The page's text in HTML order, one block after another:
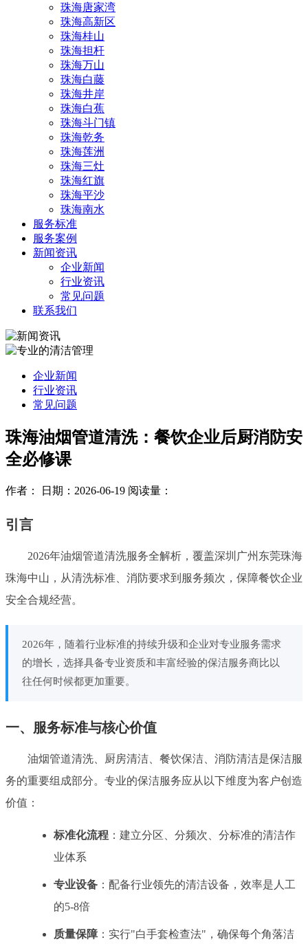
珠海唐家湾
珠海高新区
珠海桂山
珠海担杆
珠海万山
珠海白藤
珠海井岸
珠海白蕉
珠海斗门镇
珠海乾务
珠海莲洲
珠海三灶
珠海红旗
珠海平沙
珠海南水
服务标准
服务案例
新闻资讯
企业新闻
行业资讯
常见问题
联系我们
企业新闻
行业资讯
常见问题
珠海油烟管道清洗：餐饮企业后厨消防安
全必修课
作者： 日期：2026-06-19 阅读量：
引言
2026年油烟管道清洗服务全解析，覆盖深圳广州东莞珠海
珠海中山，从清洗标准、消防要求到服务频次，保障餐饮企业
安全合规经营。
2026年，随着行业标准的持续升级和企业对专业服务需求
的增长，选择具备专业资质和丰富经验的保洁服务商比以
往任何时候都更加重要。
一、服务标准与核心价值
油烟管道清洗、厨房清洁、餐饮保洁、消防清洁是保洁服
务的重要组成部分。专业的保洁服务应从以下维度为客户创造
价值：
标准化流程 ：建立分区、分频次、分标准的清洁作
业体系
专业设备 ：配备行业领先的清洁设备，效率是人工
的5-8倍
质量保障 ：实行"白手套检查法"，确保每个角落洁